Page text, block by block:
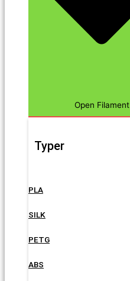
Open Filament
Typer
PLA
SILK
PETG
ABS